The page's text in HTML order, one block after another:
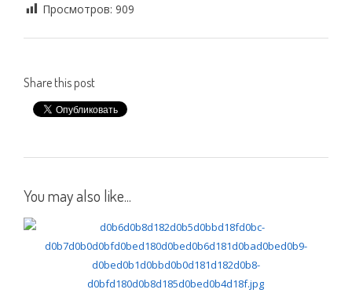
Просмотров: 909
Share this post
You may also like...